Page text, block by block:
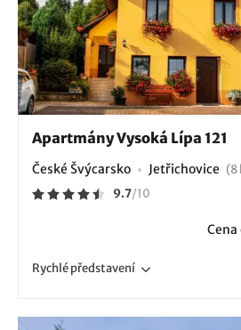
Apartmány Vysoká Lípa 121
České Švýcarsko Jetřichovice (8
9.7/10
Cena
Rychlépředstavení